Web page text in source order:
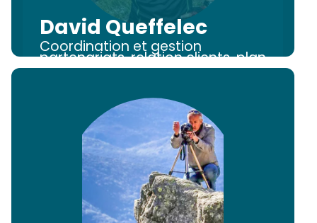
David Queffelec
Coordination et gestion
partenariats, relation clients, plan
d'action